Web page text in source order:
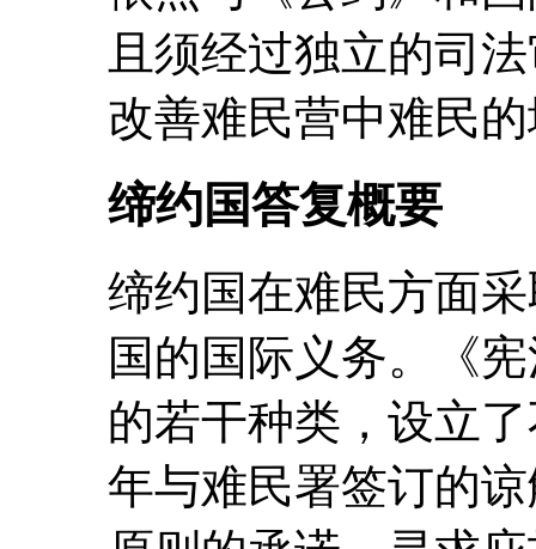
且须经过独立的司
改善难民营中难民
缔约国答复概要
缔约国在难民方面
国的国际义务。《
的若干种类，设立
年与难民署签订的